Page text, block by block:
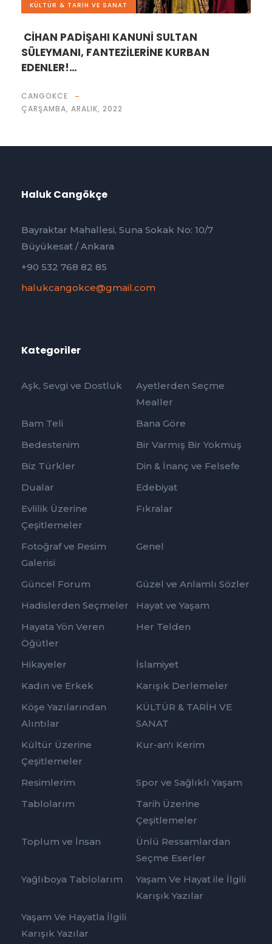
KÜLTÜR & TARİH VE SANAT
CİHAN PADİŞAHI KANUNİ SULTAN
SÜLEYMANI, FANTEZİLERİNE KURBAN
EDENLER!…
CANGOKCE
ÇARŞAMBA, ARALIK, 2022
Haluk Cangökçe
Bayraktar Mahallesi, Suna Sokak No: 10/7
Büyükesat / Ankara
+90 532 768 82 85
halukcangokce@gmail.com
Kategoriler
Aşk, Sevgi ve Dostluk
Ayetlerden Seçme
Mealler
Bam Teli
Bana Göre
Bedestenim
Bir Varmış Bir Yokmuş
Biz Türkler
Din & İnanç ve Felsefe
Dualar
Edebiyat
Evlilik Üzerine
Çeşitlemeler
Fıkralar
Fotoğraf ve Resim
Galerisi
Genel
Güncel Forum
Güzel ve Anlamlı Sözler
Hadislerden Seçmeler
Hayat ve Yaşam
Hayata Yön Veren
Öğütler
Her Telden
Hikayeler
İslamiyet
Kadın ve Erkek
Karışık Derlemeler
Köşe Yazılarından
Alıntılar
KÜLTÜR & TARİH VE
SANAT
Kültür Üzerine
Çeşitlemeler
Kur-an'ı Kerim
Resimlerim
Spor ve Sağlıklı Yaşam
Tablolarım
Tarih Üzerine
Çeşitlemeler
Toplum ve İnsan
Ünlü Ressamlardan
Seçme Eserler
Yağlıboya Tablolarım
Yaşam Ve Hayat ile İlgili
Karışık Yazılar
Yaşam Ve Hayatla İlgili
Karışık Yazılar